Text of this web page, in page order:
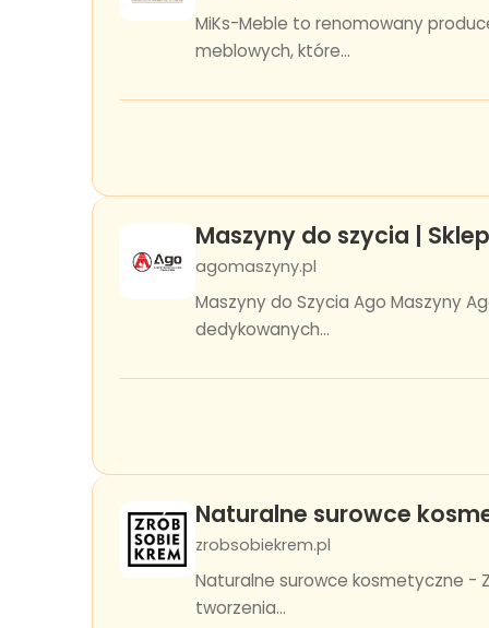
MiKs-Meble to renomowany
meblowych, które...
Maszyny do szycia |
agomaszyny.pl
Maszyny do Szycia Ago Maszyny
dedykowanych...
Naturalne surowce
zrobsobiekrem.pl
Naturalne surowce kosmetyczne -
tworzenia...